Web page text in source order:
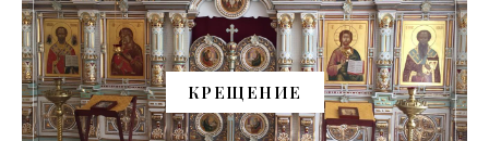
КРЕЩЕНИЕ